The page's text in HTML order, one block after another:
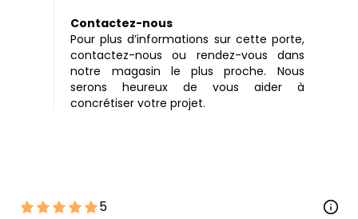
Contactez-nous
Pour plus d’informations sur cette porte,
contactez-nous ou rendez-vous dans
notre magasin le plus proche. Nous
serons heureux de vous aider à
concrétiser votre projet.
5